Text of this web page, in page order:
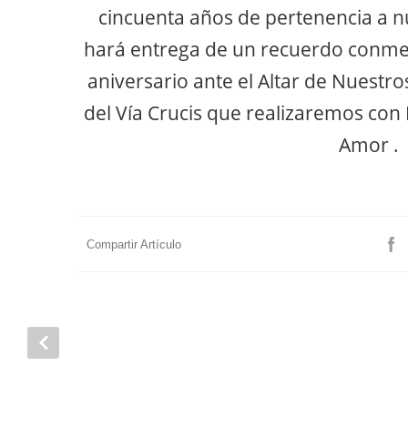
cincuenta años de pertenencia a
hará entrega de un recuerdo
aniversario ante el Altar de
del Vía Crucis que realizaremos
Amor .
Compartir Artículo